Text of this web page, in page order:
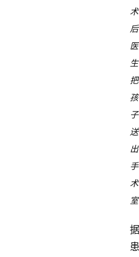
术
后
医
生
把
孩
子
送
出
手
术
室
据
患